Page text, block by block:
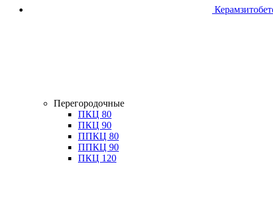
Перегородочные
ПКЦ 80
ПКЦ 90
ППКЦ 80
ППКЦ 90
ПКЦ 120